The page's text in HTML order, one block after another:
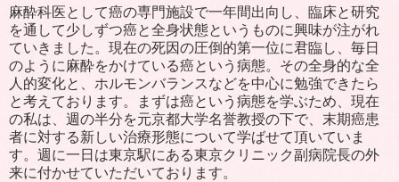
麻酔科医として癌の専門施設で一年間出向し、臨床と研究
を通して少しずつ癌と全身状態というものに興味が注がれ
ていきました。現在の死因の圧倒的第一位に君臨し、毎日
のように麻酔をかけている癌という病態。その全身的な全
人的変化と、ホルモンバランスなどを中心に勉強できたら
と考えております。まずは癌という病態を学ぶため、現在
の私は、週の半分を元京都大学名誉教授の下で、末期癌患
者に対する新しい治療形態について学ばせて頂いていま
す。週に一日は東京駅にある東京クリニック副病院長の外
来に付かせていただいております。